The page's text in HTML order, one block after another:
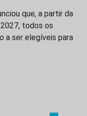
que, a partir da
todos os
a ser elegíveis para